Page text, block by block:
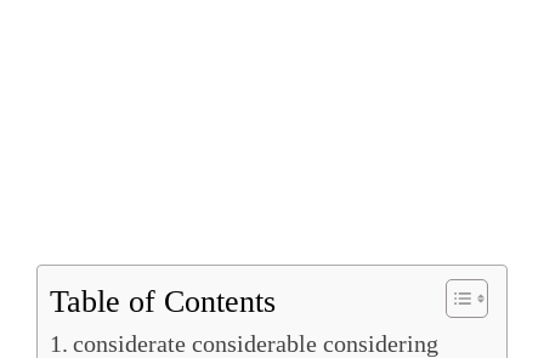
Table of Contents
considerate considerable considering